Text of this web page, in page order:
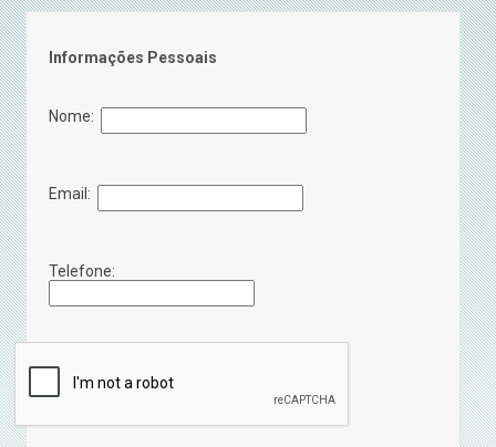
Informações Pessoais
Nome:
Email:
Telefone: